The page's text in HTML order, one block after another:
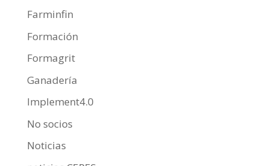
Farminfin
Formación
Formagrit
Ganadería
Implement4.0
No socios
Noticias